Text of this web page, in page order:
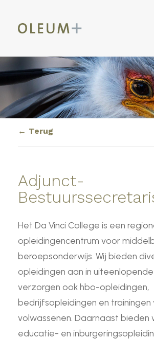
Terug
Adjunct-
Het Da Vinci College is een
opleidingencentrum voor
beroepsonderwijs. Wij bieden
opleidingen aan in
verzorgen ook hbo-opleidingen,
bedrijfsopleidingen en trainingen
volwassenen. Daarnaast bieden
educatie- en